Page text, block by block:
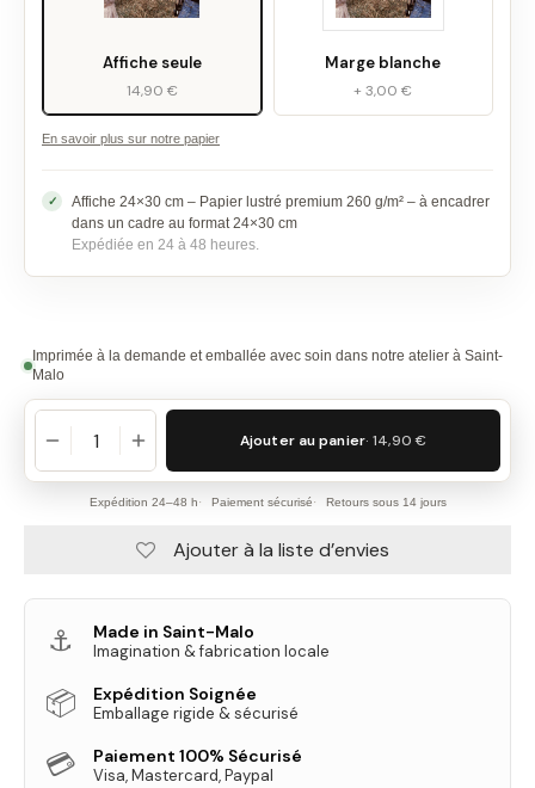
Affiche seule
14,90 €
Marge blanche
+ 3,00 €
En savoir plus sur notre papier
Affiche 24×30 cm – Papier lustré premium 260 g/m² – à encadrer
dans un cadre au format 24×30 cm
Expédiée en 24 à 48 heures.
Imprimée à la demande et emballée avec soin dans notre atelier à Saint-
Malo
Ajouter au panier· 14,90 €
Expédition 24–48 h Paiement sécurisé Retours sous 14 jours
Ajouter à la liste d’envies
⚓ Made in Saint-Malo
Imagination & fabrication locale
📦 Expédition Soignée
Emballage rigide & sécurisé
💳 Paiement 100% Sécurisé
Visa, Mastercard, Paypal